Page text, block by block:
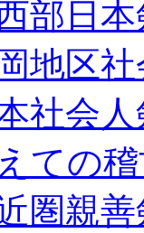
部日本
地区社
社会
ての
圏親